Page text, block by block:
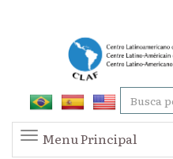
Menu Principal